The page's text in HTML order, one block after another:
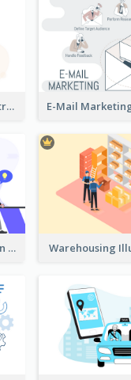
Customer Behaviors Illustration
Nudge Theory Illustration Warehousing